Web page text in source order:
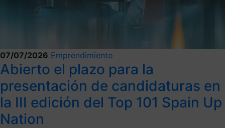
07/07/2026 Emprendimiento
Abierto el plazo para la
presentación de candidaturas en
la III edición del Top 101 Spain Up
Nation